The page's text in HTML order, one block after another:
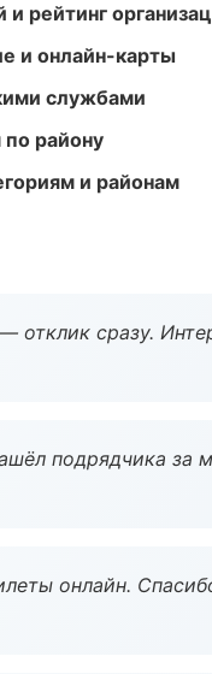
рейтинг
и онлайн-карты
службами
по району
и районам
отклик сразу.
подрядчика за
онлайн.